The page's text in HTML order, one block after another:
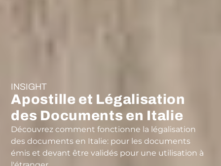
INSIGHT
Apostille et Légalisation
des Documents en Italie
Découvrez comment fonctionne la légalisation
des documents en Italie: pour les documents
émis et devant être validés pour une utilisation à